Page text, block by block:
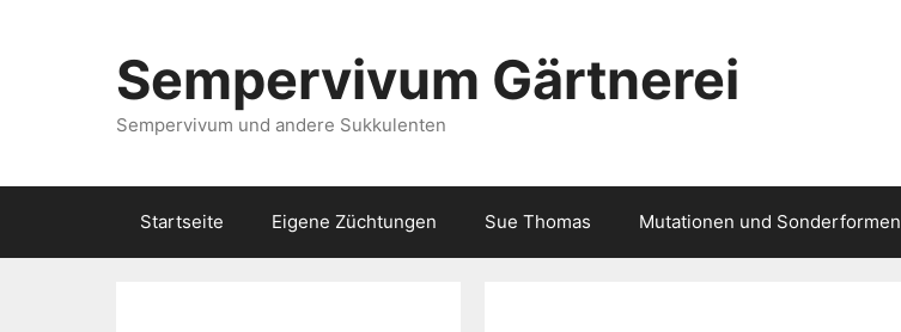
Sempervivum Gärtnerei
Sempervivum und andere Sukkulenten
Startseite Eigene Züchtungen Sue Thomas Mutationen und Sonderformen